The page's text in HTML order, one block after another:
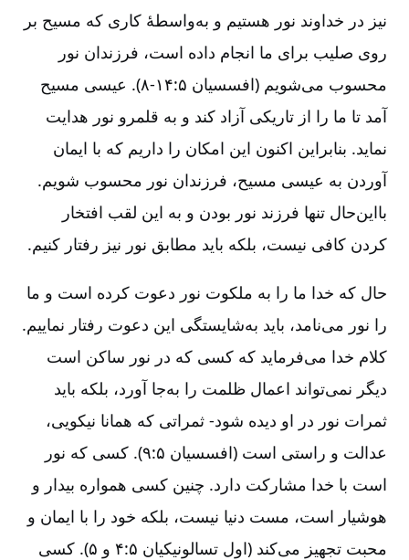
نیز در خداوند نور هستیم و به‌واسطۀ کاری که مسیح بر
روی صلیب برای ‌ما انجام داده است، فرزندان نور
محسوب می‌شویم (افسسیان ۵:‏۸-۱۴). عیسی مسیح
آمد تا ما را از تاریکی آزاد کند و به قلمرو نور هدایت
نماید. بنابراین اکنون این امکان را داریم که با ایمان
آوردن به عیسی مسیح، فرزندان نور محسوب شویم.
بااین‌حال تنها فرزند نور بودن و به این لقب افتخار
کردن کافی نیست، بلکه باید مطابق نور نیز رفتار کنیم.
حال که خدا ما را به ملکوت نور دعوت کرده است و ما
را نور می‌نامد، باید به‌شایستگی این دعوت رفتار نماییم.
کلام خدا می‌فرماید که کسی که در نور ساکن است
دیگر نمی‌تواند اعمال ظلمت را به‌جا آورد، بلکه باید
ثمرات نور در او دیده شود- ثمراتی که همانا نیکویی،
عدالت و راستی است (افسسیان ۵:‏۹). کسی که نور
است با خدا مشارکت دارد. چنین کسی همواره بیدار و
هوشیار است، مست دنیا نیست، بلکه خود را با ایمان و
محبت تجهیز می‌کند (اول تسالونیکیان ۵:‏۴ و ۵). کسی